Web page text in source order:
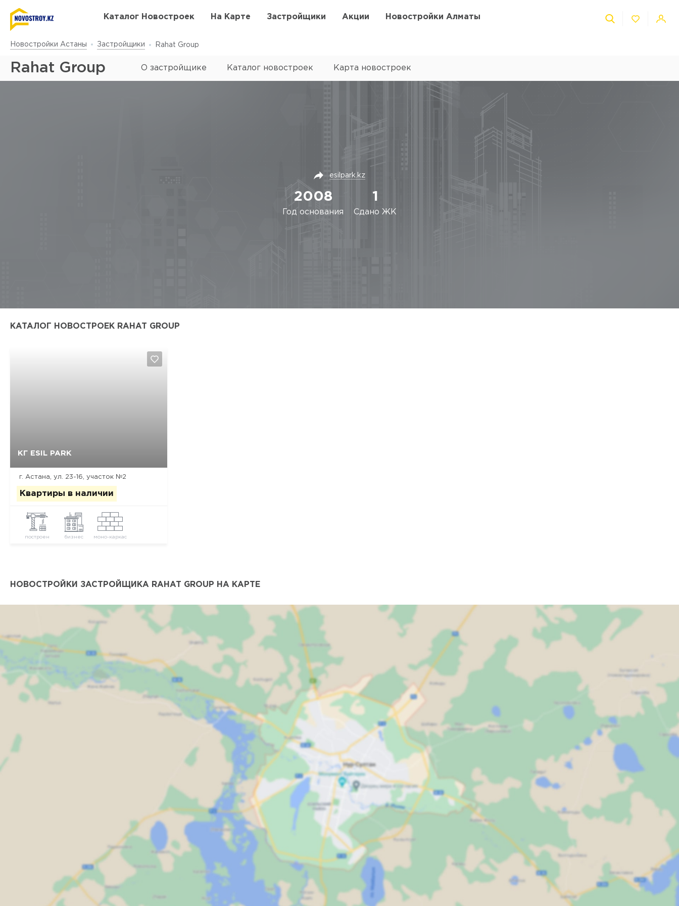
Каталог Новостроек На Карте Застройщики Акции Новостройки Алматы
Новостройки Астаны Застройщики Rahat Group
Rahat Group О застройщике Каталог новостроек Карта новостроек
esilpark.kz
2008
Год основания
1
Сдано ЖК
КАТАЛОГ НОВОСТРОЕК RAHAT GROUP
КГ ESIL PARK
г. Астана, ул. 23-16, участок №2
Квартиры в наличии
построен бизнес моно-каркас
Да, удалить
НОВОСТРОЙКИ ЗАСТРОЙЩИКА RAHAT GROUP НА КАРТЕ